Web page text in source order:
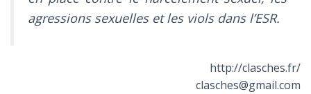
agressions sexuelles et les viols dans l’ESR.
http://clasches.fr/
clasches@gmail.com